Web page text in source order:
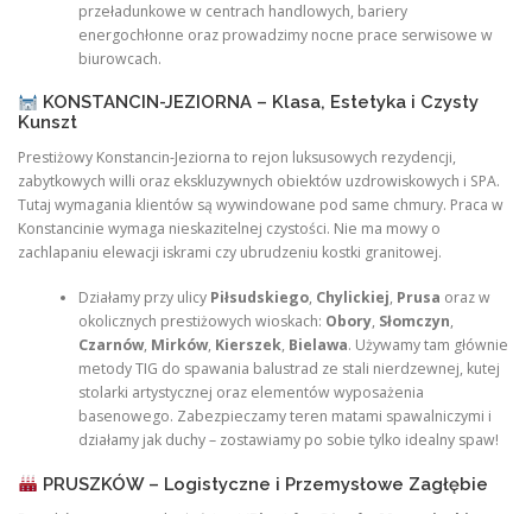
przeładunkowe w centrach handlowych, bariery
energochłonne oraz prowadzimy nocne prace serwisowe w
biurowcach.
KONSTANCIN-JEZIORNA – Klasa, Estetyka i Czysty
Kunszt
Prestiżowy Konstancin-Jeziorna to rejon luksusowych rezydencji,
zabytkowych willi oraz ekskluzywnych obiektów uzdrowiskowych i SPA.
Tutaj wymagania klientów są wywindowane pod same chmury. Praca w
Konstancinie wymaga nieskazitelnej czystości. Nie ma mowy o
zachlapaniu elewacji iskrami czy ubrudzeniu kostki granitowej.
Działamy przy ulicy Piłsudskiego, Chylickiej, Prusa oraz w
okolicznych prestiżowych wioskach: Obory, Słomczyn,
Czarnów, Mirków, Kierszek, Bielawa. Używamy tam głównie
metody TIG do spawania balustrad ze stali nierdzewnej, kutej
stolarki artystycznej oraz elementów wyposażenia
basenowego. Zabezpieczamy teren matami spawalniczymi i
działamy jak duchy – zostawiamy po sobie tylko idealny spaw!
PRUSZKÓW – Logistyczne i Przemysłowe Zagłębie